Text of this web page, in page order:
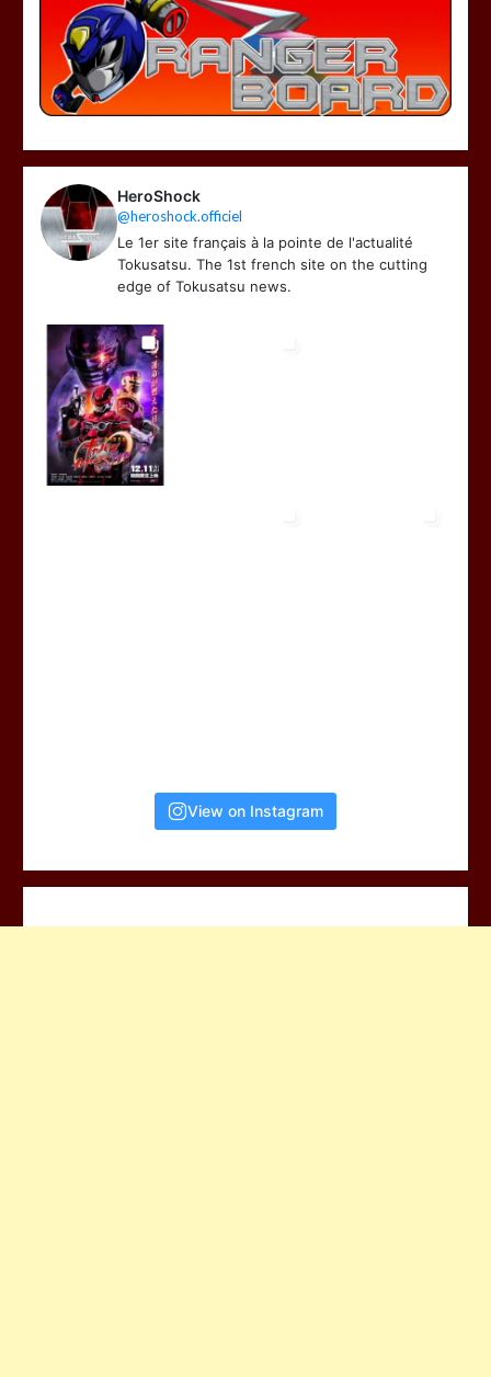
HeroShock
@heroshock.officiel
Le 1er site français à la pointe de l'actualité
Tokusatsu. The 1st french site on the cutting
edge of Tokusatsu news.
View on Instagram